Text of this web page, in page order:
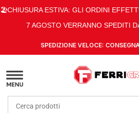
🏖️CHIUSURA ESTIVA: GLI ORDINI
7 AGOSTO VERRANNO SPEDITI
SPEDIZIONE VELOCE: